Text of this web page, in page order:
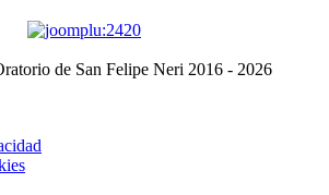
de San Felipe Neri 2016 - 2026